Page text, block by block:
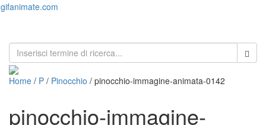
gifanimate.com
Home / P / Pinocchio / pinocchio-immagine-animata-0142
pinocchio-immagine-